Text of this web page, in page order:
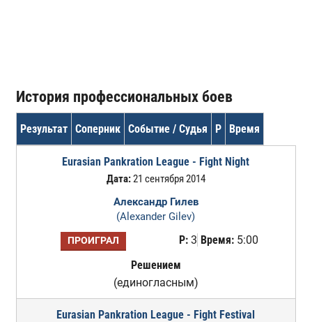
История профессиональных боев
Результат Соперник Событие / Судья Р Время
Eurasian Pankration League - Fight Night
Дата:21 сентября 2014
Александр Гилев
(Alexander Gilev)
ПРОИГРАЛ Р:3 Время:5:00
Решением
(единогласным)
Eurasian Pankration League - Fight Festival